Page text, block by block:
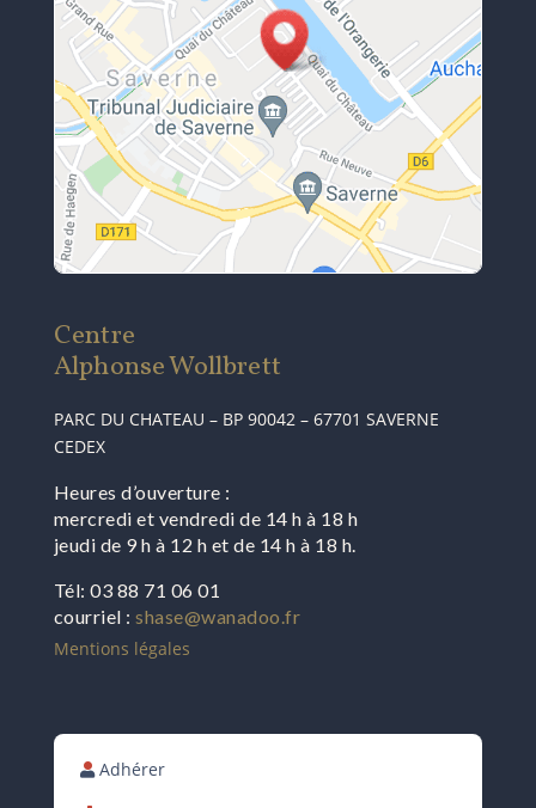
Centre
Alphonse Wollbrett
PARC DU CHATEAU – BP 90042 – 67701 SAVERNE
CEDEX
Heures d’ouverture :
mercredi et vendredi de 14 h à 18 h
jeudi de 9 h à 12 h et de 14 h à 18 h.
Tél: 03 88 71 06 01
courriel :shase@wanadoo.fr
Mentions légales
Adhérer